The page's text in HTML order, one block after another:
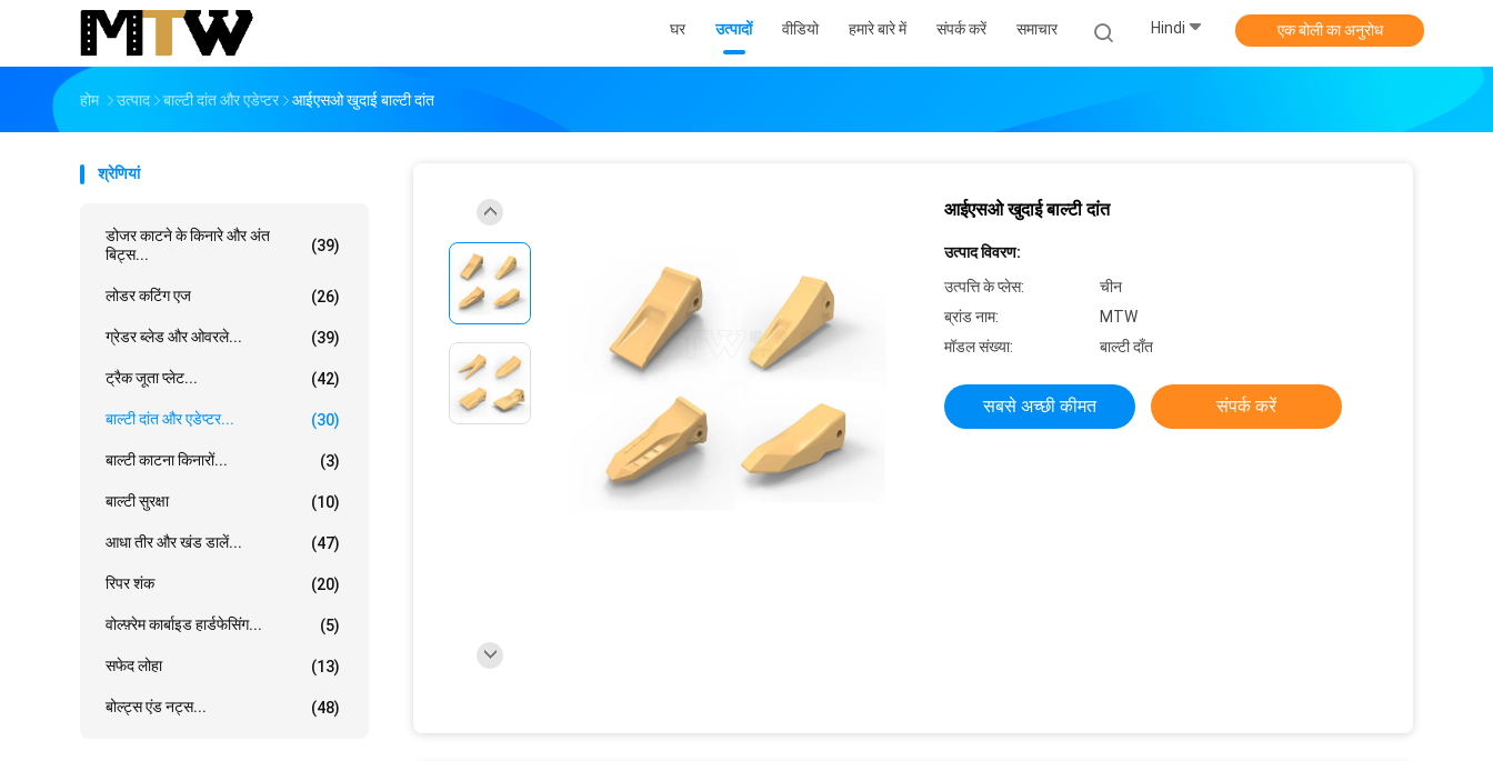
घर उत्पादों वीडियो हमारे बारे में संपर्क करें समाचार Hindi एक बोली का अनुरोध
होम उत्पाद बाल्टी दांत और एडेप्टर आईएसओ खुदाई बाल्टी दांत
श्रेणियां
डोजर काटने के किनारे और अंत
बिट्स...
(39)
लोडर कटिंग एज (26)
ग्रेडर ब्लेड और ओवरले... (39)
ट्रैक जूता प्लेट... (42)
बाल्टी दांत और एडेप्टर... (30)
बाल्टी काटना किनारों... (3)
बाल्टी सुरक्षा (10)
आधा तीर और खंड डालें... (47)
रिपर शंक (20)
वोल्फ़्रेम कार्बाइड हार्डफेसिंग... (5)
सफेद लोहा (13)
बोल्ट्स एंड नट्स... (48)
आईएसओ खुदाई बाल्टी दांत
उत्पाद विवरण:
उत्पत्ति के प्लेस:
चीन
ब्रांड नाम:
MTW
मॉडल संख्या:
बाल्टी दाँत
सबसे अच्छी कीमत संपर्क करें